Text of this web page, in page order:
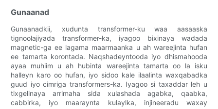
Gunaanad
Gunaanadkii, xudunta transformer-ku waa aasaaska
tignoolajiyada transformer-ka, iyagoo bixinaya wadada
magnetic-ga ee lagama maarmaanka u ah wareejinta hufan
ee tamarta korontada. Naqshadeyntooda iyo dhismahooda
ayaa muhiim u ah hubinta wareejinta tamarta oo la isku
halleyn karo oo hufan, iyo sidoo kale ilaalinta waxqabadka
guud iyo cimriga transformers-ka. Iyagoo si taxaddar leh u
tixgelinaya arrimaha sida xulashada agabka, qaabka,
cabbirka, iyo maaraynta kulaylka, injineeradu waxay